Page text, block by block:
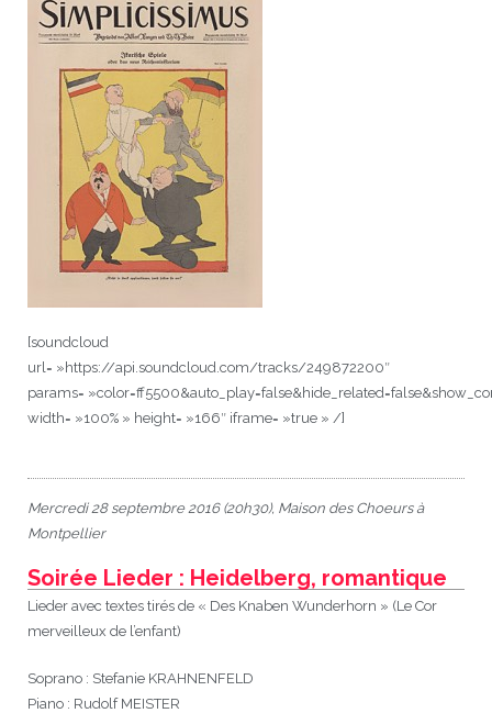
[soundcloud
url= »https://api.soundcloud.com/tracks/249872200″
params=
width= »100% » height= »166″ iframe= »true » /]
Mercredi 28 septembre 2016 (20h30), Maison des Choeurs à
Montpellier
Soirée Lieder : Heidelberg, romantique
Lieder avec textes tirés de « Des Knaben Wunderhorn » (Le Cor
merveilleux de l’enfant)
Soprano : Stefanie KRAHNENFELD
Piano : Rudolf MEISTER